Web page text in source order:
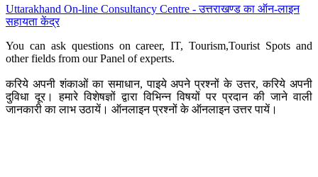
Uttarakhand On-line Consultancy Centre - उत्तराखण्ड का ऑन-लाइन
सहायता केंद्र
You can ask questions on career, IT, Tourism,Tourist Spots and
other fields from our Panel of experts.
करिये अपनी शंकाओं का समाधान, पाइये अपने प्रश्नों के उत्तर, करिये अपनी
दुविधा दूर। हमारे विशेषज्ञों द्वारा विभिन्न विषयों पर प्रदान की जाने वाली
जानकारी का लाभ उठायें। ऑनलाइन प्रश्नों के ऑनलाइन उत्तर पायें।